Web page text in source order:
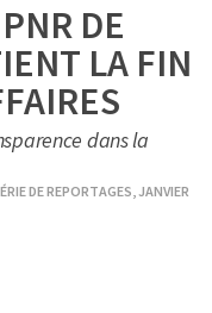
DE
LA FIN
dans la
DE REPORTAGES, JANVIER